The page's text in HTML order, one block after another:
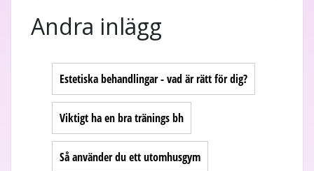
Andra inlägg
Estetiska behandlingar - vad är rätt för dig?
Viktigt ha en bra tränings bh
Så använder du ett utomhusgym